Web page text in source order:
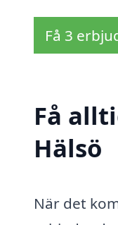
Få 3
Få
Hälsö
När det